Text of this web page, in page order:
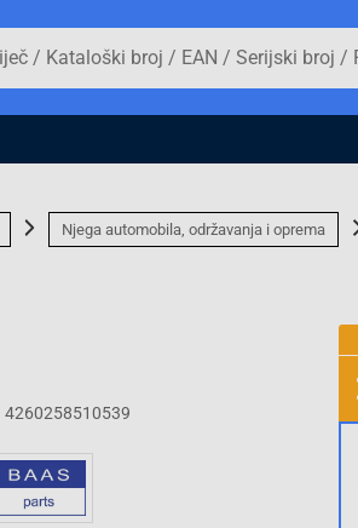
Njega automobila, održavanja i oprema
4260258510539